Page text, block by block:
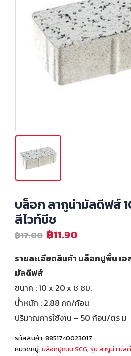
บล็อก ลากูน่ามัลดีฟส์
สีไวท์บีช
฿17.00 ฿11.90
รายละเอียดสินค้า บล็อกปูพื้น เอ
มัลดีฟส์
ขนาค : 10 x 20 x ช ซม.
น้ำหนัก : 2.88 กก/ก้อน
ปริมาณการใช้งาน – 50 ก้อน/ตร ม
รหัสสินค้า:8851740023017
หมวดหมู่:บล็อกปูถนน SCG, รุ่น ลากูน่า มัล